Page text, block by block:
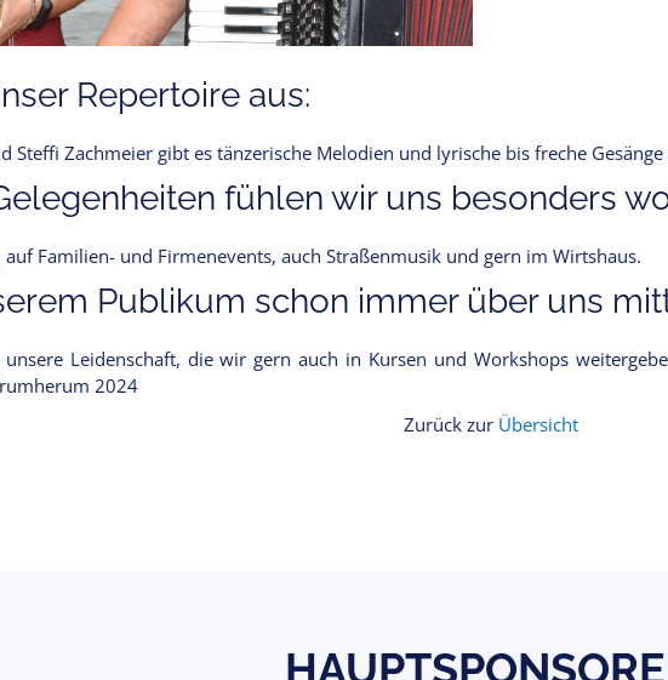
Repertoire aus:
Steffi Zachmeier gibt es tänzerische Melodien und lyrische bis freche
fühlen wir uns besonders
auf Familien- und Firmenevents, auch Straßenmusik und gern im Wirtshaus.
Publikum schon immer über uns
Leidenschaft, die wir gern auch in Kursen und Workshops
2024
Zurück zur Übersicht